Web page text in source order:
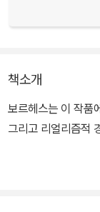
책소개
보르헤스는 이 작품
그리고 리얼리즘적